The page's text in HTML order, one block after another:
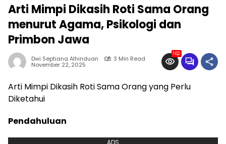
Arti Mimpi Dikasih Roti Sama Orang
menurut Agama, Psikologi dan
Primbon Jawa
Dwi Septiana Alhinduan 3 Min Read
November 22, 2025
162
Arti Mimpi Dikasih Roti Sama Orang yang Perlu
Diketahui
Pendahuluan
ADS